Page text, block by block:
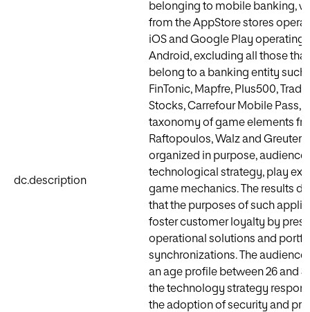
dc.description
belonging to mobile banking,
from the AppStore stores
iOS and Google Play operating
Android, excluding all those
belong to a banking entity such
FinTonic, Mapfre, Plus500,
Stocks, Carrefour Mobile Pass,
taxonomy of game elements
Raftopoulos, Walz and Greuter
organized in purpose, audience,
technological strategy, play
game mechanics. The results
that the purposes of such
foster customer loyalty by
operational solutions and
synchronizations. The audience
an age profile between 26 and
the technology strategy
the adoption of security and